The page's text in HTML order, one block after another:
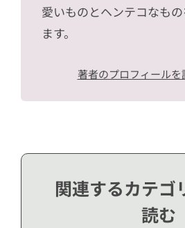
愛いものとヘンテコなも
ます。
著者のプロフィールを
関連するカテゴ
読む